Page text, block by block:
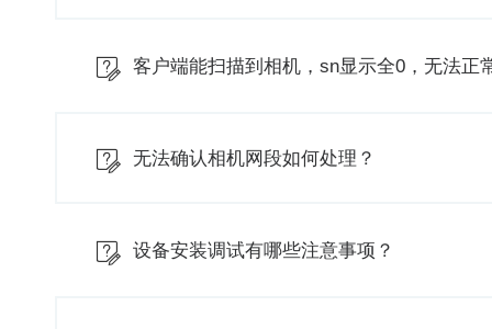
客户端能扫描到相机，sn显示全0，无法正
无法确认相机网段如何处理？
设备安装调试有哪些注意事项？